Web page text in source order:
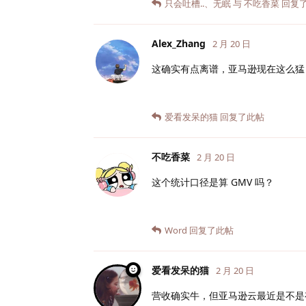
只会吐槽..、 无眠与不吃香菜 回复
Alex_Zhang 2 月 20 日
这确实有点离谱，亚马逊现在这么猛
爱看发呆的猫 回复了此帖
不吃香菜 2 月 20 日
这个统计口径是算 GMV 吗？
Word 回复了此帖
爱看发呆的猫 2 月 20 日
营收确实牛，但亚马逊云最近是不是